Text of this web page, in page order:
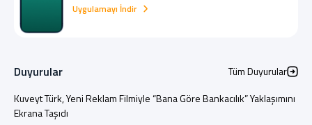
Uygulamayı İndir
Duyurular
Tüm Duyurular
Kuveyt Türk, Yeni Reklam Filmiyle “Bana Göre Bankacılık” Yaklaşımını
Ekrana Taşıdı